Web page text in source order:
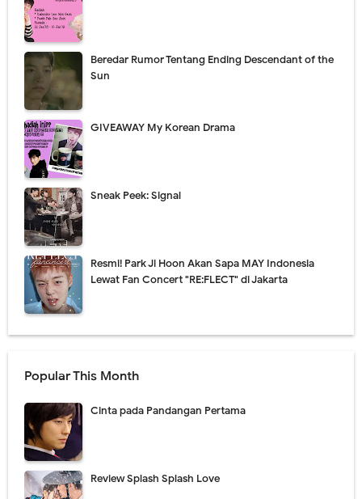
Beredar Rumor Tentang Ending Descendant of the
Sun
GIVEAWAY My Korean Drama
Sneak Peek: Signal
Resmi! Park Ji Hoon Akan Sapa MAY Indonesia
Lewat Fan Concert "RE:FLECT" di Jakarta
Popular This Month
Cinta pada Pandangan Pertama
Review Splash Splash Love